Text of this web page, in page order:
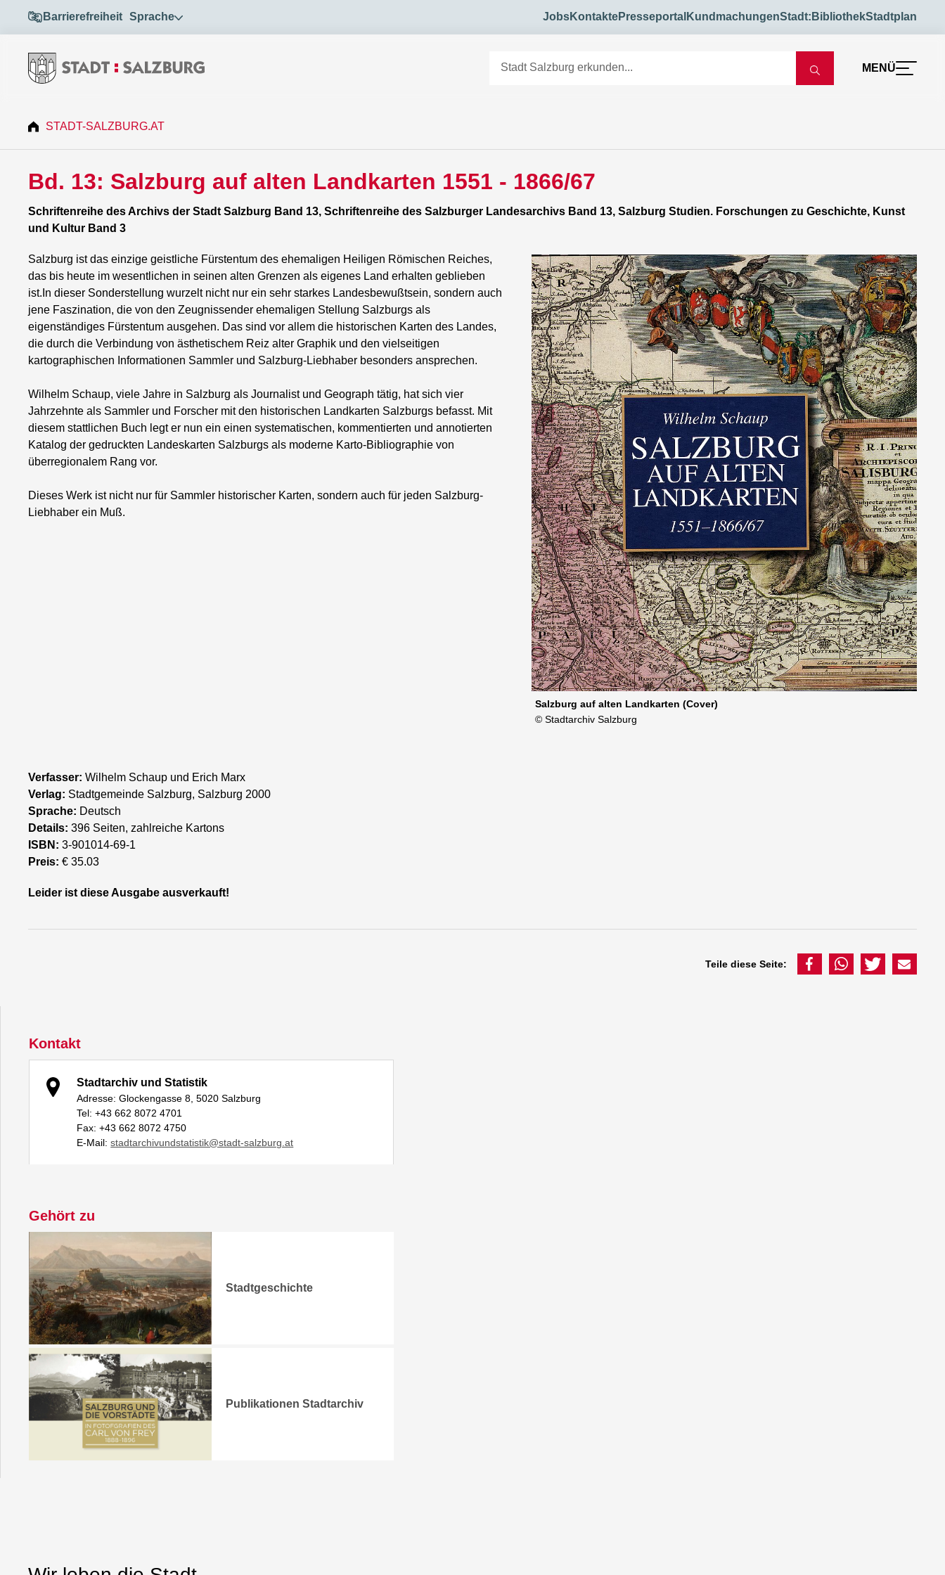
Barrierefreiheit Sprache JobsKontaktePresseportal KundmachungenStadt:BibliothekStadtplan
MENÜ
STADT-SALZBURG.AT
Bd. 13: Salzburg auf alten Landkarten 1551 - 1866/67
Schriftenreihe des Archivs der Stadt Salzburg Band 13, Schriftenreihe des Salzburger Landesarchivs Band 13, Salzburg Studien. Forschungen zu Geschichte, Kunst
und Kultur Band 3
Salzburg auf alten Landkarten (Cover)
© Stadtarchiv Salzburg
Salzburg ist das einzige geistliche Fürstentum des ehemaligen Heiligen Römischen Reiches,
das bis heute im wesentlichen in seinen alten Grenzen als eigenes Land erhalten geblieben
ist.In dieser Sonderstellung wurzelt nicht nur ein sehr starkes Landesbewußtsein, sondern auch
jene Faszination, die von den Zeugnissender ehemaligen Stellung Salzburgs als
eigenständiges Fürstentum ausgehen. Das sind vor allem die historischen Karten des Landes,
die durch die Verbindung von ästhetischem Reiz alter Graphik und den vielseitigen
kartographischen Informationen Sammler und Salzburg-Liebhaber besonders ansprechen.
Wilhelm Schaup, viele Jahre in Salzburg als Journalist und Geograph tätig, hat sich vier
Jahrzehnte als Sammler und Forscher mit den historischen Landkarten Salzburgs befasst. Mit
diesem stattlichen Buch legt er nun ein einen systematischen, kommentierten und annotierten
Katalog der gedruckten Landeskarten Salzburgs als moderne Karto-Bibliographie von
überregionalem Rang vor.
Dieses Werk ist nicht nur für Sammler historischer Karten, sondern auch für jeden Salzburg-
Liebhaber ein Muß.
Verfasser: Wilhelm Schaup und Erich Marx
Verlag: Stadtgemeinde Salzburg, Salzburg 2000
Sprache: Deutsch
Details: 396 Seiten, zahlreiche Kartons
ISBN: 3-901014-69-1
Preis: € 35.03
Leider ist diese Ausgabe ausverkauft!
Teile diese Seite:
Kontakt
Stadtarchiv und Statistik
Adresse: Glockengasse 8, 5020 Salzburg
Tel: +43 662 8072 4701
Fax: +43 662 8072 4750
E-Mail:stadtarchivundstatistik@stadt-salzburg.at
Gehört zu
Stadtgeschichte
Publikationen Stadtarchiv